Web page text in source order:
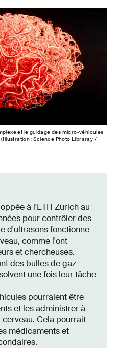
et le guidage des micro-véhicules
: Science Photo Libraray /
à l'ETH Zurich au
pour contrôler des
d'ultrasons fonctionne
comme l'ont
et chercheuses.
des bulles de gaz
une fois leur tâche
pourraient être
et les administrer à
Cela pourrait
médicaments et